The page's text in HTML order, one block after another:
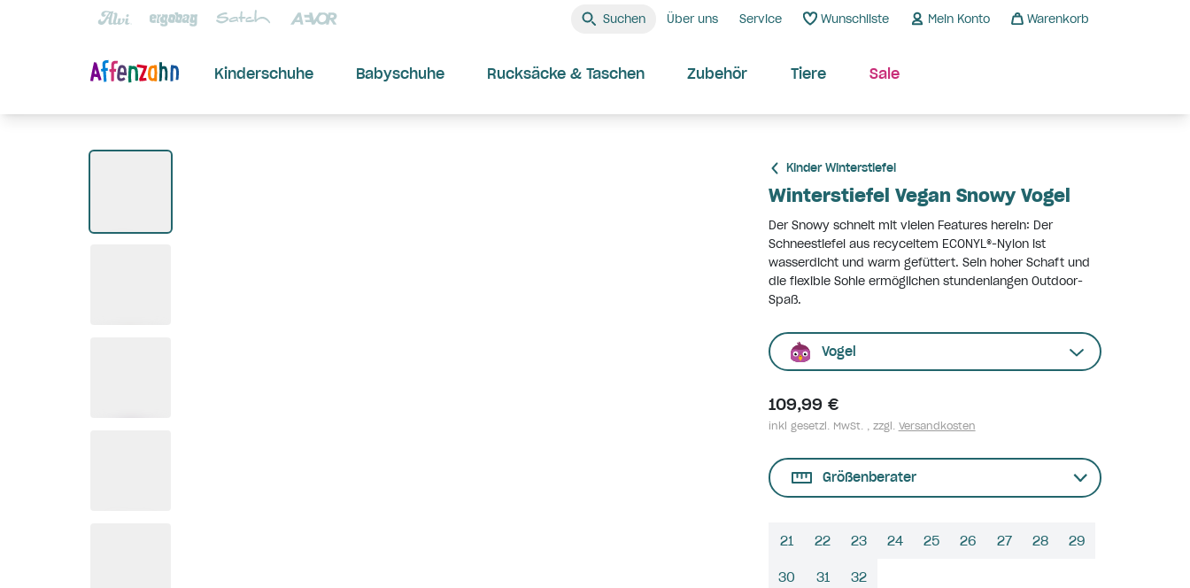
Suchen Über uns Service Wunschliste Mein Konto Warenkorb
Kinderschuhe Babyschuhe Rucksäcke & Taschen Zubehör Tiere Sale
Kinder Winterstiefel
Winterstiefel Vegan Snowy Vogel
Der Snowy schneit mit vielen Features herein: Der
Schneestiefel aus recyceltem ECONYL®-Nylon ist
wasserdicht und warm gefüttert. Sein hoher Schaft und
die flexible Sohle ermöglichen stundenlangen Outdoor-
Spaß.
Vogel
109,99 €
inkl gesetzl. MwSt. , zzgl. Versandkosten
Größenberater
21 22 23 24 25 26 27 28 29
30 31 32